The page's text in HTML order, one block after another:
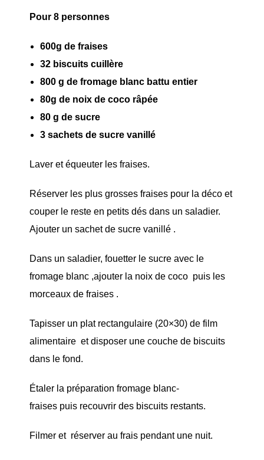
Pour 8 personnes
600g de fraises
32 biscuits cuillère
800 g de fromage blanc battu entier
80g de noix de coco râpée
80 g de sucre
3 sachets de sucre vanillé
Laver et équeuter les fraises.
Réserver les plus grosses fraises pour la déco et
couper le reste en petits dés dans un saladier.
Ajouter un sachet de sucre vanillé .
Dans un saladier, fouetter le sucre avec le
fromage blanc ,ajouter la noix de coco puis les
morceaux de fraises .
Tapisser un plat rectangulaire (20×30) de film
alimentaire et disposer une couche de biscuits
dans le fond.
Étaler la préparation fromage blanc-
fraises puis recouvrir des biscuits restants.
Filmer et réserver au frais pendant une nuit.